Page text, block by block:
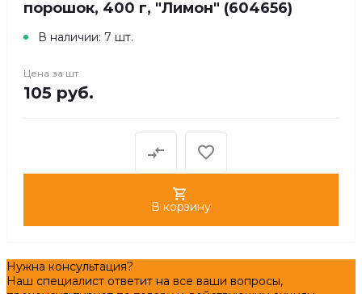
порошок, 400 г, "Лимон" (604656)
В наличии: 7 шт.
Цена за шт
105 руб.
В корзину
Нужна консультация?
Наш специалист ответит на все ваши вопросы,